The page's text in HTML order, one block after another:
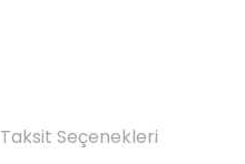
Taksit Seçenekleri